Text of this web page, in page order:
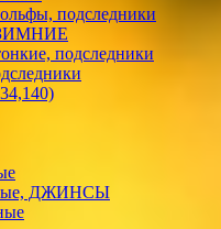
подследники
ЗИМНИЕ
подследники
ДЖИНСЫ